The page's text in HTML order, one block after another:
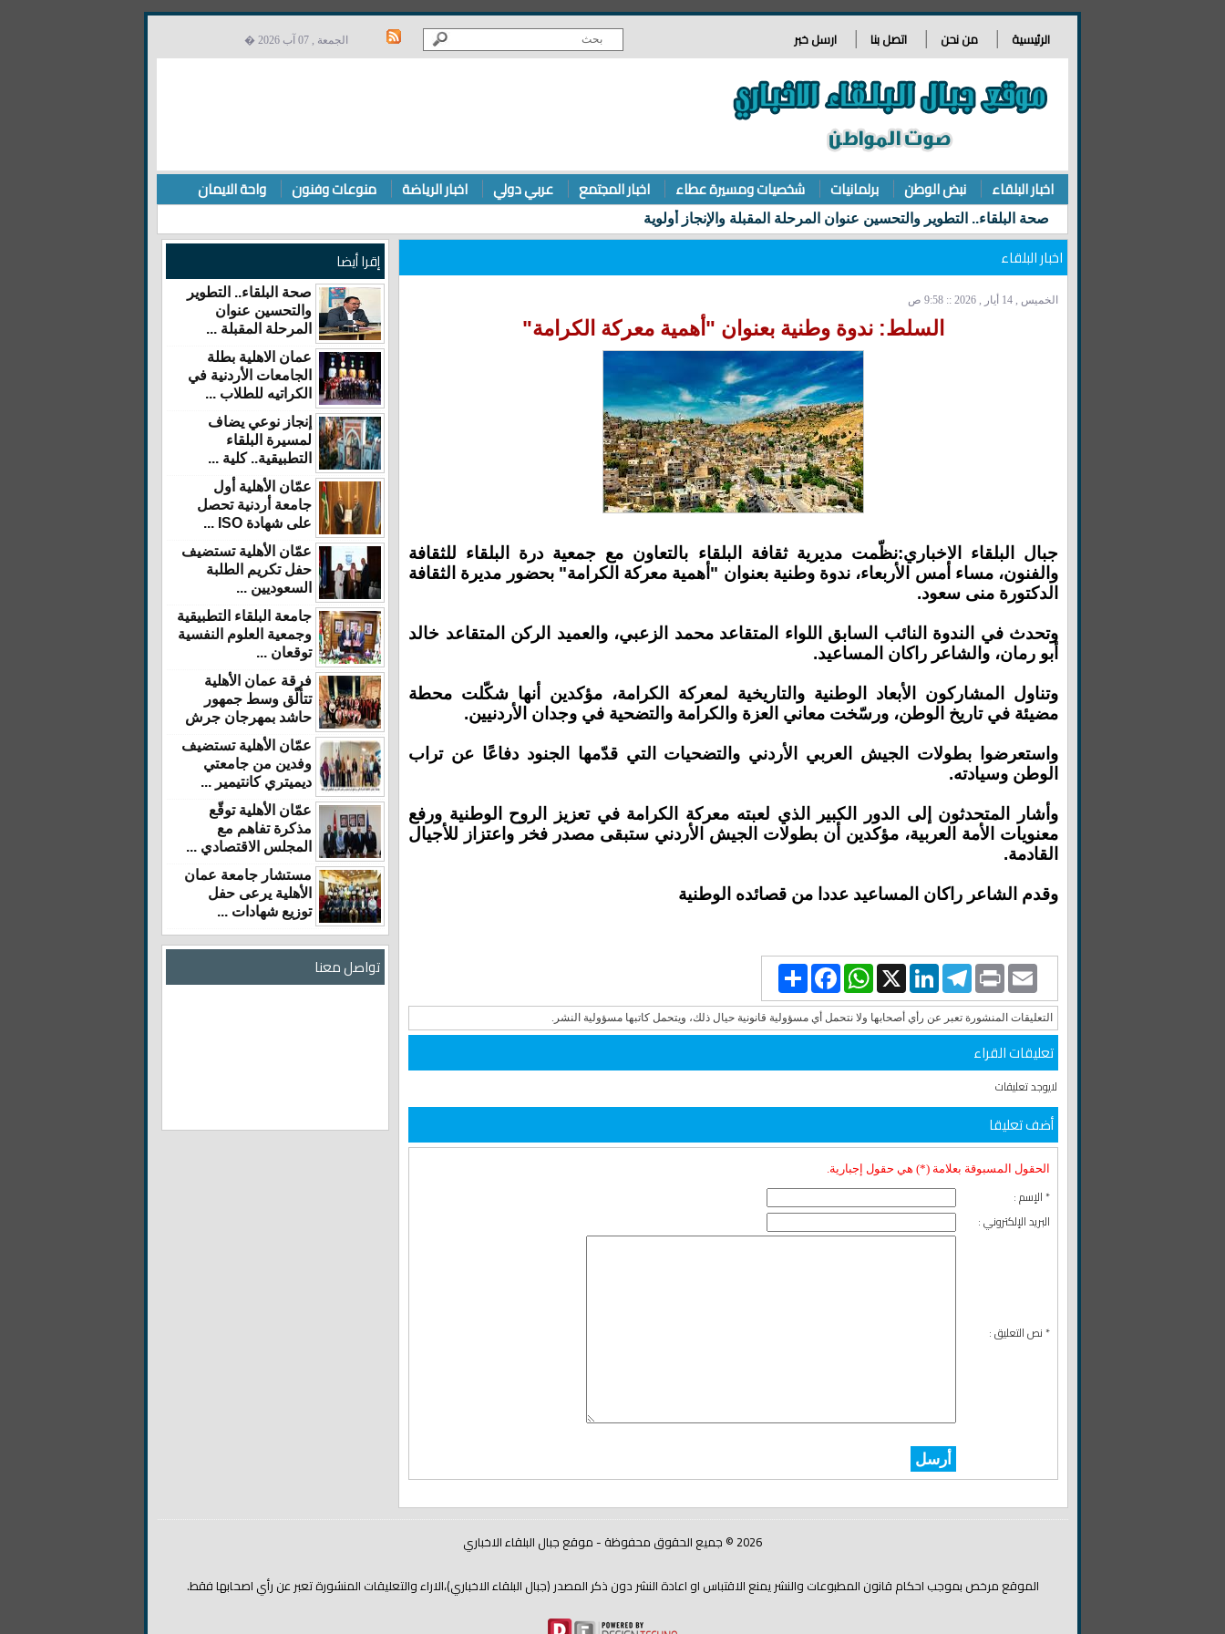
الرئيسية من نحن اتصل بنا ارسل خبر الجمعة , 07 آب 2026 �
اخبار البلقاء نبض الوطن برلمانيات شخصيات ومسيرة عطاء اخبار المجتمع عربي دولي اخبار الرياضة منوعات وفنون واحة الايمان
اخبار البلقاء
الخميس , 14 أيار , 2026 :: 9:58 ص
السلط: ندوة وطنية بعنوان "أهمية معركة الكرامة"
جبال البلقاء الاخباري:نظّمت مديرية ثقافة البلقاء بالتعاون مع جمعية درة البلقاء للثقافة
والفنون، مساء أمس الأربعاء، ندوة وطنية بعنوان "أهمية معركة الكرامة" بحضور مديرة الثقافة
الدكتورة منى سعود.
وتحدث في الندوة النائب السابق اللواء المتقاعد محمد الزعبي، والعميد الركن المتقاعد خالد
أبو رمان، والشاعر راكان المساعيد.
وتناول المشاركون الأبعاد الوطنية والتاريخية لمعركة الكرامة، مؤكدين أنها شكّلت محطة
مضيئة في تاريخ الوطن، ورسّخت معاني العزة والكرامة والتضحية في وجدان الأردنيين.
واستعرضوا بطولات الجيش العربي الأردني والتضحيات التي قدّمها الجنود دفاعًا عن تراب
الوطن وسيادته.
وأشار المتحدثون إلى الدور الكبير الذي لعبته معركة الكرامة في تعزيز الروح الوطنية ورفع
معنويات الأمة العربية، مؤكدين أن بطولات الجيش الأردني ستبقى مصدر فخر واعتزاز للأجيال
القادمة.
وقدم الشاعر راكان المساعيد عددا من قصائده الوطنية
Share
Facebook
WhatsApp X
LinkedInTelegram PrintEmail
التعليقات المنشورة تعبر عن رأي أصحابها ولا نتحمل أي مسؤولية قانونية حيال ذلك، ويتحمل كاتبها مسؤولية النشر.
تعليقات القراء
لايوجد تعليقات
أضف تعليقا
الحقول المسبوقة بعلامة (*) هي حقول إجبارية.
* الإسم :
البريد الإلكتروني :
* نص التعليق :
أرسل
إقرا أيضا
صحة البلقاء.. التطوير
والتحسين عنوان
المرحلة المقبلة ...
عمان الاهلية بطلة
الجامعات الأردنية في
الكراتيه للطلاب ...
إنجاز نوعي يضاف
لمسيرة البلقاء
التطبيقية.. كلية ...
عمّان الأهلية أول
جامعة أردنية تحصل
على شهادة ISO ...
عمّان الأهلية تستضيف
حفل تكريم الطلبة
السعوديين ...
جامعة البلقاء التطبيقية
وجمعية العلوم النفسية
توقعان ...
فرقة عمان الأهلية
تتألّق وسط جمهور
حاشد بمهرجان جرش
عمّان الأهلية تستضيف
وفدين من جامعتي
ديميتري كانتيمير ...
عمّان الأهلية توقّع
مذكرة تفاهم مع
المجلس الاقتصادي ...
مستشار جامعة عمان
الأهلية يرعى حفل
توزيع شهادات ...
تواصل معنا
2026 © جميع الحقوق محفوظة - موقع جبال البلقاء الاخباري
الموقع مرخص بموجب احكام قانون المطبوعات والنشر يمنع الاقتباس او اعادة النشر دون ذكر المصدر (جبال البلقاء الاخباري)،الاراء والتعليقات المنشورة تعبر عن رأي اصحابها فقط.